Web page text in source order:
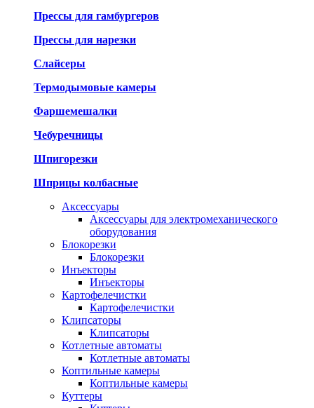
Прессы для гамбургеров
Прессы для нарезки
Слайсеры
Термодымовые камеры
Фаршемешалки
Чебуречницы
Шпигорезки
Шприцы колбасные
Аксессуары
Аксессуары для электромеханического
оборудования
Блокорезки
Блокорезки
Инъекторы
Инъекторы
Картофелечистки
Картофелечистки
Клипсаторы
Клипсаторы
Котлетные автоматы
Котлетные автоматы
Коптильные камеры
Коптильные камеры
Куттеры